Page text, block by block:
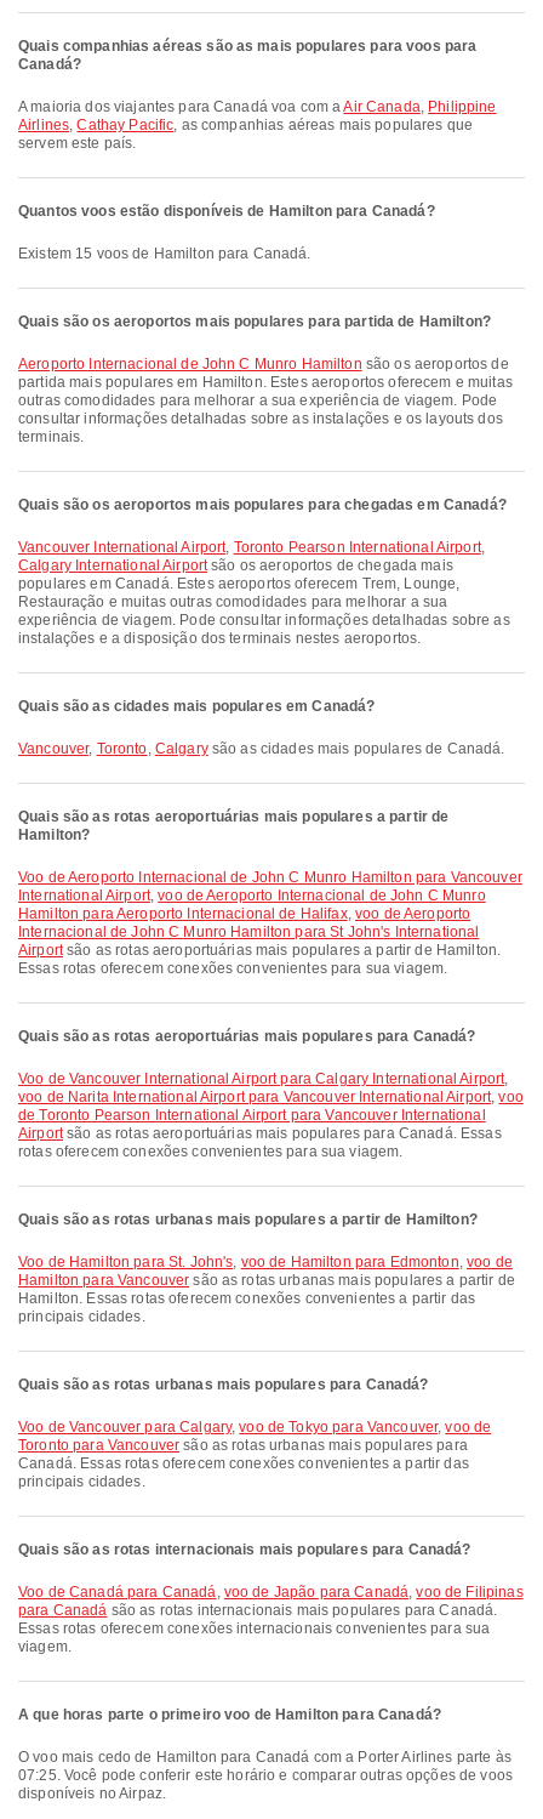
Quais companhias aéreas são as mais populares para voos para
Canadá?
A maioria dos viajantes para Canadá voa com aAir Canada, Philippine
Airlines,Cathay Pacific, as companhias aéreas mais populares que
servem este país.
Quantos voos estão disponíveis de Hamilton para Canadá?
Existem 15 voos de Hamilton para Canadá.
Quais são os aeroportos mais populares para partida de Hamilton?
Aeroporto Internacional de John C Munro Hamilton são os aeroportos de
partida mais populares em Hamilton. Estes aeroportos oferecem e muitas
outras comodidades para melhorar a sua experiência de viagem. Pode
consultar informações detalhadas sobre as instalações e os layouts dos
terminais.
Quais são os aeroportos mais populares para chegadas em Canadá?
Vancouver International Airport, Toronto Pearson International Airport,
Calgary International Airportsão os aeroportos de chegada mais
populares em Canadá. Estes aeroportos oferecem Trem, Lounge,
Restauração e muitas outras comodidades para melhorar a sua
experiência de viagem. Pode consultar informações detalhadas sobre as
instalações e a disposição dos terminais nestes aeroportos.
Quais são as cidades mais populares em Canadá?
Vancouver, Toronto, Calgarysão as cidades mais populares de Canadá.
Quais são as rotas aeroportuárias mais populares a partir de
Hamilton?
voo de Aeroporto Internacional de John C Munro Hamilton para Vancouver
International Airport,voo de Aeroporto Internacional de John C Munro
Hamilton para Aeroporto Internacional de Halifax,voo de Aeroporto
Internacional de John C Munro Hamilton para St John's International
Airportsão as rotas aeroportuárias mais populares a partir de Hamilton.
Essas rotas oferecem conexões convenientes para sua viagem.
Quais são as rotas aeroportuárias mais populares para Canadá?
voo de Vancouver International Airport para Calgary International Airport,
voo de Narita International Airport para Vancouver International Airport,voo
de Toronto Pearson International Airport para Vancouver International
Airportsão as rotas aeroportuárias mais populares para Canadá. Essas
rotas oferecem conexões convenientes para sua viagem.
Quais são as rotas urbanas mais populares a partir de Hamilton?
voo de Hamilton para St. John's, voo de Hamilton para Edmonton, voo de
Hamilton para Vancouver são as rotas urbanas mais populares a partir de
Hamilton. Essas rotas oferecem conexões convenientes a partir das
principais cidades.
Quais são as rotas urbanas mais populares para Canadá?
voo de Vancouver para Calgary,voo de Tokyo para Vancouver,voo de
Toronto para Vancouver são as rotas urbanas mais populares para
Canadá. Essas rotas oferecem conexões convenientes a partir das
principais cidades.
Quais são as rotas internacionais mais populares para Canadá?
voo de Canadá para Canadá, voo de Japão para Canadá,voo de Filipinas
para Canadá são as rotas internacionais mais populares para Canadá.
Essas rotas oferecem conexões internacionais convenientes para sua
viagem.
A que horas parte o primeiro voo de Hamilton para Canadá?
O voo mais cedo de Hamilton para Canadá com a Porter Airlines parte às
07:25. Você pode conferir este horário e comparar outras opções de voos
disponíveis no Airpaz.